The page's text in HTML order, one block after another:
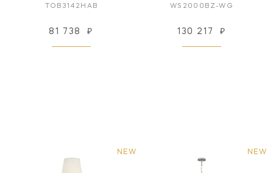
TOB3142HAB
81 738 ₽
WS2000BZ-WG
130 217 ₽
NEW NEW